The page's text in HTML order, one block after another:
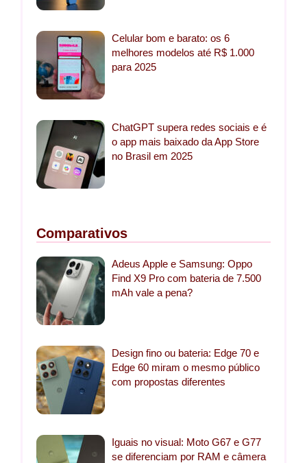
Celular bom e barato: os 6
melhores modelos até R$ 1.000
para 2025
ChatGPT supera redes sociais e é
o app mais baixado da App Store
no Brasil em 2025
Comparativos
Adeus Apple e Samsung: Oppo
Find X9 Pro com bateria de 7.500
mAh vale a pena?
Design fino ou bateria: Edge 70 e
Edge 60 miram o mesmo público
com propostas diferentes
Iguais no visual: Moto G67 e G77
se diferenciam por RAM e câmera